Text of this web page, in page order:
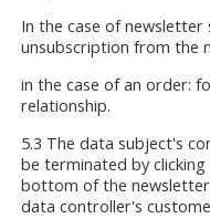
In the case of
unsubscription from the
in the case of an order:
relationship.
5.3 The data subject's
be terminated by
bottom of the
data controller's